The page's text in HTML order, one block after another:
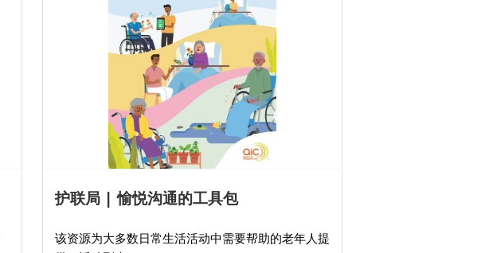
护联局 | 愉悦沟通的工具包
该资源为大多数日常生活活动中需要帮助的老年人提